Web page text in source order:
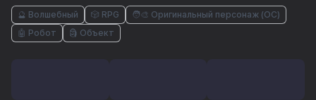
🔮 Волшебный 🎲 RPG
🧑‍🎨 Оригинальный персонаж (ОС)
🤖 Робот
🗿 Объект